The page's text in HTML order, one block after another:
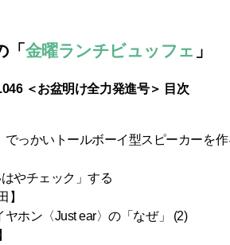
「 金曜ランチビュッフェ 」
＜お盆明け全力発進号＞ 目次
っかいトールボーイ型スピーカーを作
やチェック」する
】
ホン〈Just ear〉の「なぜ」 (2)